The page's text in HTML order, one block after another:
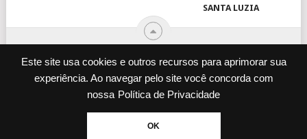
Este site usa cookies e outros recursos para aprimorar sua
experiência. Ao navegar pelo site você concorda com
nossa Política de Privacidade
OK
SANTA LUZIA